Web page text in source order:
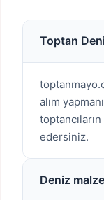
Toptan
alım
edersiniz.
Deniz